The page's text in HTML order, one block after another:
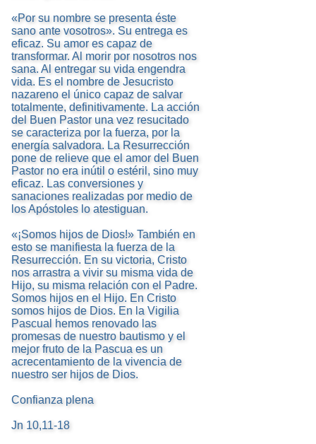
«Por su nombre se presenta éste
sano ante vosotros». Su entrega es
eficaz. Su amor es capaz de
transformar. Al morir por nosotros nos
sana. Al entregar su vida engendra
vida. Es el nombre de Jesucristo
nazareno el único capaz de salvar
totalmente, definitivamente. La acción
del Buen Pastor una vez resucitado
se caracteriza por la fuerza, por la
energía salvadora. La Resurrección
pone de relieve que el amor del Buen
Pastor no era inútil o estéril, sino muy
eficaz. Las conversiones y
sanaciones realizadas por medio de
los Apóstoles lo atestiguan.
«¡Somos hijos de Dios!» También en
esto se manifiesta la fuerza de la
Resurrección. En su victoria, Cristo
nos arrastra a vivir su misma vida de
Hijo, su misma relación con el Padre.
Somos hijos en el Hijo. En Cristo
somos hijos de Dios. En la Vigilia
Pascual hemos renovado las
promesas de nuestro bautismo y el
mejor fruto de la Pascua es un
acrecentamiento de la vivencia de
nuestro ser hijos de Dios.
Confianza plena
Jn 10,11-18